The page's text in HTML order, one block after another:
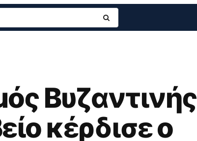
Βυζαντινής
κέρδισε ο